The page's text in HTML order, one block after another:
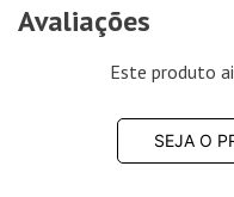
Avaliações
Este produto
SEJA O